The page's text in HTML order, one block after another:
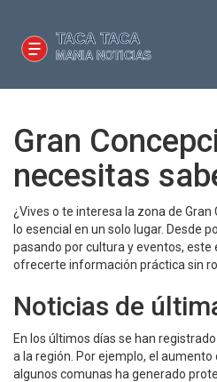
Gran
necesitas
¿Vives o te interesa la zona de
lo esencial en un solo lugar. Desde
pasando por cultura y eventos, este
ofrecerte información práctica sin
Noticias de
En los últimos días se han
a la región. Por ejemplo, el
algunos comunas ha generado